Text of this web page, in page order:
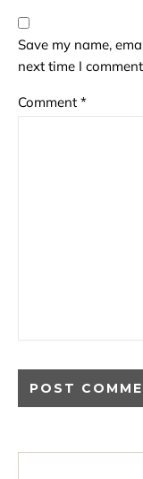
Save my name,
next time I
Comment *